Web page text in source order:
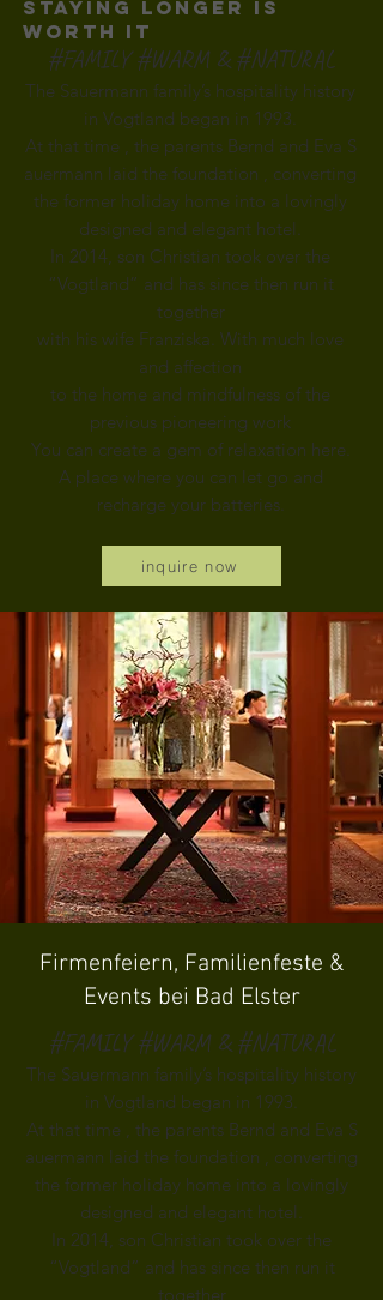
Staying longer is
worth it
#FAMILY #WARM & #NATURAL
The Sauermann family’s hospitality history
in Vogtland began in 1993.
At that time , the parents Bernd and Eva S
auermann laid the foundation , converting
the former holiday home into a lovingly
designed and elegant hotel.
In 2014, son Christian took over the
“Vogtland” and has since then run it
together
with his wife Franziska. With much love
and affection
to the home and mindfulness of the
previous pioneering work
You can create a gem of relaxation here.
A place where you can let go and
recharge your batteries.
inquire now
Firmenfeiern, Familienfeste &
Events bei Bad Elster
#FAMILY #WARM & #NATURAL
The Sauermann family’s hospitality history
in Vogtland began in 1993.
At that time , the parents Bernd and Eva S
auermann laid the foundation , converting
the former holiday home into a lovingly
designed and elegant hotel.
In 2014, son Christian took over the
“Vogtland” and has since then run it
together